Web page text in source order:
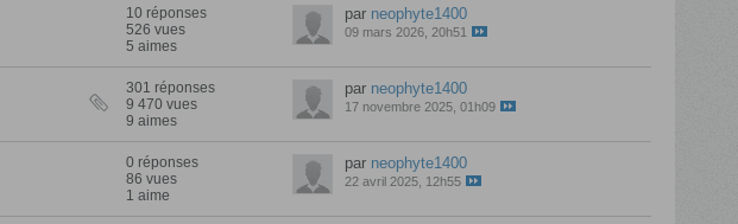
10 réponses
526 vues
5 aimes
par neophyte1400
09 mars 2026, 20h51
301 réponses
9 470 vues
9 aimes
par neophyte1400
17 novembre 2025, 01h09
0 réponses
86 vues
1 aime
par neophyte1400
22 avril 2025, 12h55